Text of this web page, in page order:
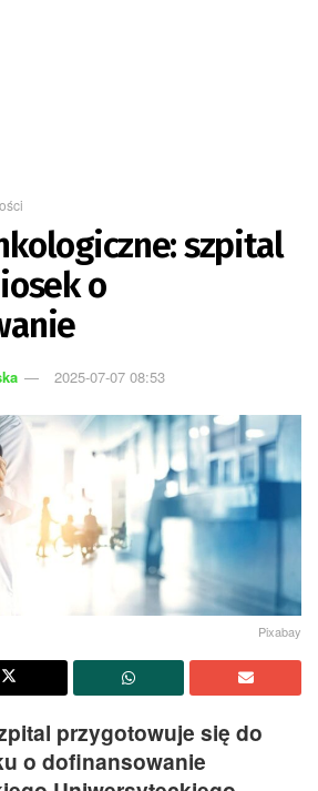
szpital
o
2025-07-07 08:53
Pixabay
przygotowuje się do
o dofinansowanie